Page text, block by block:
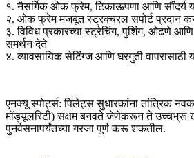
१. नैसर्गिक ओक फ्रेम, टिकाऊपणा आणि सौंदर्य
२. ओक फ्रेम मजबूत स्ट्रक्चरल सपोर्ट प्रदान
३. विविध प्रकारच्या स्ट्रेचिंग, पुशिंग, ओढणे आणि
समर्थन देते
४. व्यावसायिक सेटिंग्ज आणि घरगुती वापरासाठी
एनक्यू स्पोर्ट्स: पिलेट्स सुधारकांना तांत्रिक
मॉड्यूलरिटी) सक्षम बनवते जेणेकरून ते उच्चभ्रू
पुनर्वसनापर्यंतच्या गरजा पूर्ण करू शकतील.